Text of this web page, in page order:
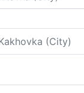
(City)